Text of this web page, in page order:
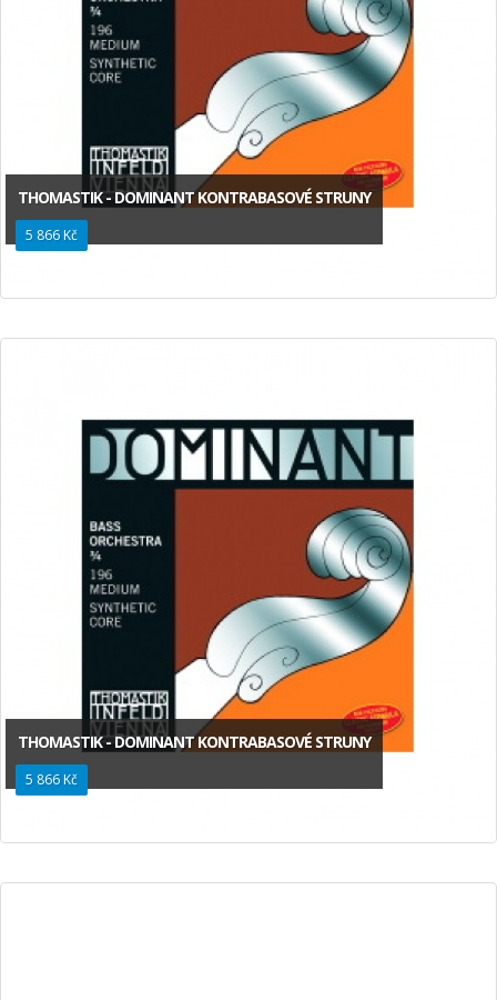
THOMASTIK - DOMINANT KONTRABASOVÉ STRUNY
5 866 Kč
THOMASTIK - DOMINANT KONTRABASOVÉ STRUNY
5 866 Kč